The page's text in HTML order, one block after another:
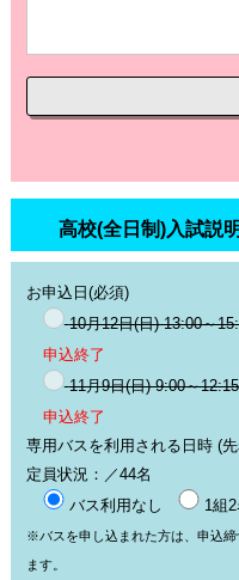
高校(全日制)入試説
お申込日(必須)
10月12日(日) 13:00～
申込終了
11月9日(日) 9:00～12:15
申込終了
専用バスを利用される日時 (
定員状況： ／44名
バス利用なし
1組2
※バスを申し込まれた方は、申込
ます。